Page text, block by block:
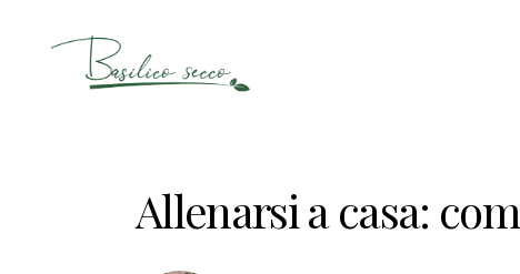
Allenarsi a casa: